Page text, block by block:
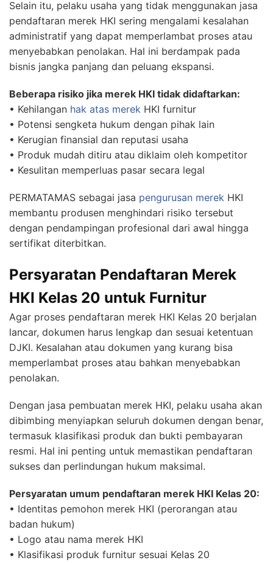
Selain itu, pelaku usaha yang tidak menggunakan jasa
pendaftaran merek HKI sering mengalami kesalahan
administratif yang dapat memperlambat proses atau
menyebabkan penolakan. Hal ini berdampak pada
bisnis jangka panjang dan peluang ekspansi.
Beberapa risiko jika merek HKI tidak didaftarkan:
• Kehilangan hak atas merek HKI furnitur
• Potensi sengketa hukum dengan pihak lain
• Kerugian finansial dan reputasi usaha
• Produk mudah ditiru atau diklaim oleh kompetitor
• Kesulitan memperluas pasar secara legal
PERMATAMAS sebagai jasa pengurusan merek HKI
membantu produsen menghindari risiko tersebut
dengan pendampingan profesional dari awal hingga
sertifikat diterbitkan.
Persyaratan Pendaftaran Merek
HKI Kelas 20 untuk Furnitur
Agar proses pendaftaran merek HKI Kelas 20 berjalan
lancar, dokumen harus lengkap dan sesuai ketentuan
DJKI. Kesalahan atau dokumen yang kurang bisa
memperlambat proses atau bahkan menyebabkan
penolakan.
Dengan jasa pembuatan merek HKI, pelaku usaha akan
dibimbing menyiapkan seluruh dokumen dengan benar,
termasuk klasifikasi produk dan bukti pembayaran
resmi. Hal ini penting untuk memastikan pendaftaran
sukses dan perlindungan hukum maksimal.
Persyaratan umum pendaftaran merek HKI Kelas 20:
• Identitas pemohon merek HKI (perorangan atau
badan hukum)
• Logo atau nama merek HKI
• Klasifikasi produk furnitur sesuai Kelas 20